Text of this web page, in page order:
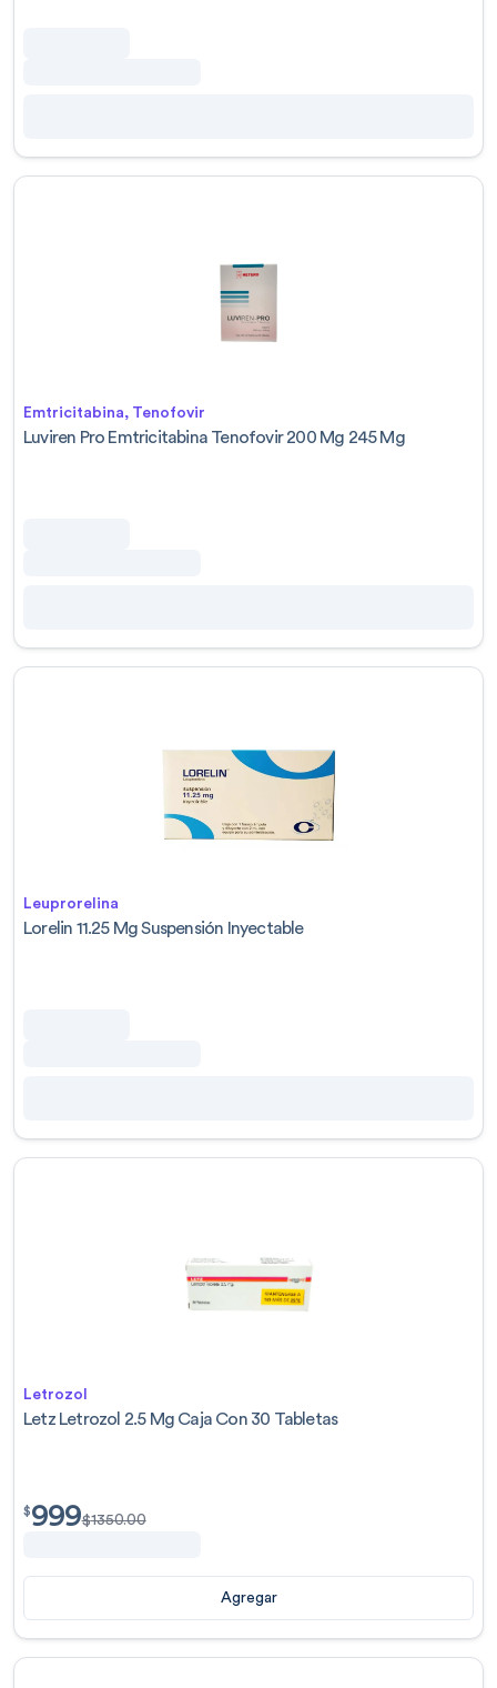
Emtricitabina, Tenofovir
Luviren Pro Emtricitabina Tenofovir 200 Mg 245 Mg
Leuprorelina
Lorelin 11.25 Mg Suspensión Inyectable
Letrozol
Letz Letrozol 2.5 Mg Caja Con 30 Tabletas
$999.00
$999$1350.00
Agregar